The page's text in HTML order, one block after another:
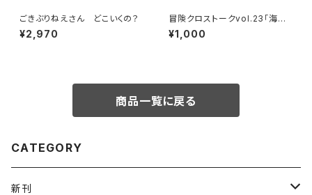
ごきぶりねえさん どこいくの？
¥2,970
冒険クロストークvol.23「海か
ら目指す、世界最高峰」録画視聴
権
¥1,000
商品一覧に戻る
CATEGORY
新刊